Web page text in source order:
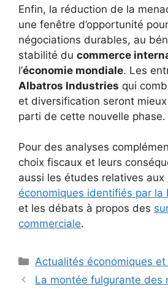
Enfin, la réduction de la
une fenêtre d’opportunité
négociations durables, au
stabilité du commerce
l’économie mondiale. Les
Albatros Industries qui
et diversification seront
parti de cette nouvelle phase.
Pour des analyses
choix fiscaux et leurs
aussi les études relatives aux
économiques identifiés par la
et les débats à propos des
commerciale.
Catégories
Actualités économiques
La montée fulgurante des